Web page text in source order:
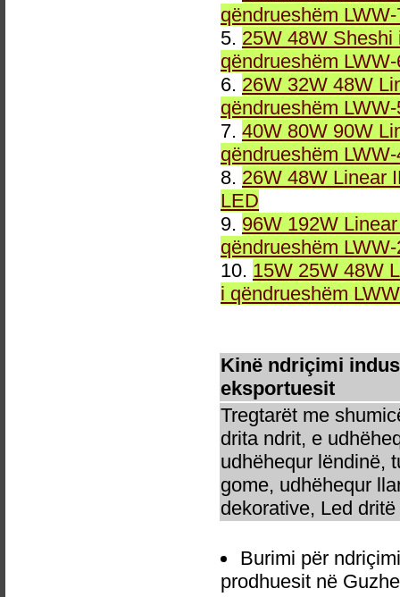
qëndrueshëm
5. 25W 48W
qëndrueshëm
6. 26W 32W 48W
qëndrueshëm
7. 40W 80W 90W
qëndrueshëm
8. 26W 48W Linear
LED
9. 96W 192W
qëndrueshëm
10. 15W 25W 48W
i qëndrueshëm
Kinë ndriçimi
eksportuesit
Tregtarët me
drita ndrit, e
udhëhequr lëndinë,
gome, udhëhequr
dekorative, Led
Burimi për
prodhuesit në